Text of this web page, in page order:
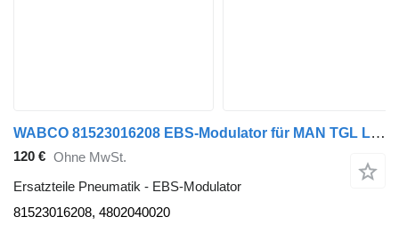
WABCO 81523016208 EBS-Modulator für MAN TGL LKW
120 € Ohne MwSt.
Ersatzteile Pneumatik - EBS-Modulator
81523016208, 4802040020